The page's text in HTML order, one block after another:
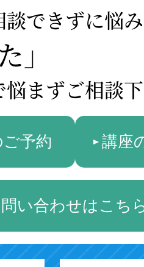
談できずに悩
」
悩まずご相談
予約 講座
い合わせはこち